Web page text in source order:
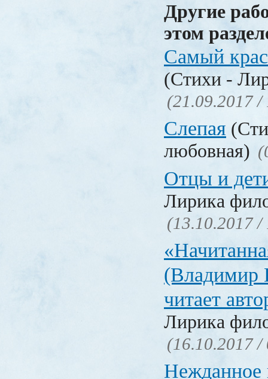
Другие
этом
Самый
(Стихи -
(21.09.2017 /
Слепая
любовная)
Отцы и
Лирика
(13.10.2017 /
(Владимир
читает
Лирика
(16.10.2017 /
Нежданное